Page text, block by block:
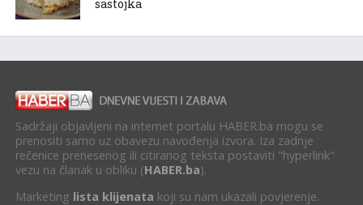
sastojka
Sadržaji objavljeni na internet portalu HABER.ba mogu se
prenositi samo uz obavezu navođenja izvora. Iza zadnje
rečenice prenesenog ili citiranog teksta postaviti "hyperlink"
vezu na članak u obliku (HABER.ba).
Marketing lista klijenata koji su nam ukazali povjerenje.